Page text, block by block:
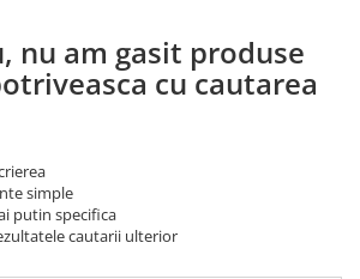
nu am gasit produse
cu cautarea
simple
putin specifica
cautarii ulterior